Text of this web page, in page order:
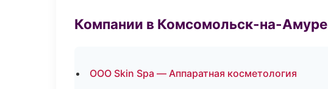
Компании в Комсомольск-на-Амуре
ООО Skin Spa — Аппаратная косметология